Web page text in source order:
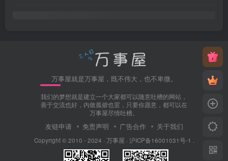
万事屋就是万事屋，既不伟大，也不卑微。
我们的梦想就是建立一个大家都可以随意吐槽的网站，
善于交流也好，内敛孤僻也罢，只要你愿意，都可以在
万事屋尽情吐槽。
友链申请 免责声明 广告合作 关于我们
Copyright © 2010 - 2024 · 万事屋 · 沪ICP备16001031号-1